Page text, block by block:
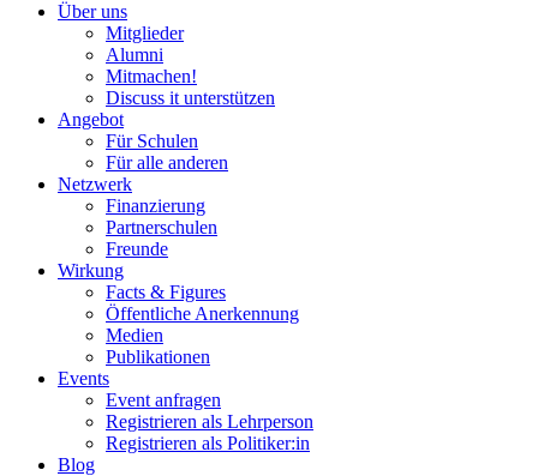
Über uns
Mitglieder
Alumni
Mitmachen!
Discuss it unterstützen
Angebot
Für Schulen
Für alle anderen
Netzwerk
Finanzierung
Partnerschulen
Freunde
Wirkung
Facts & Figures
Öffentliche Anerkennung
Medien
Publikationen
Events
Event anfragen
Registrieren als Lehrperson
Registrieren als Politiker:in
Blog